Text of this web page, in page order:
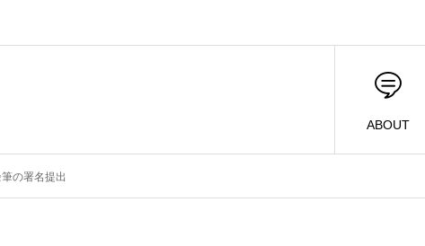
ABOUT
の署名提出